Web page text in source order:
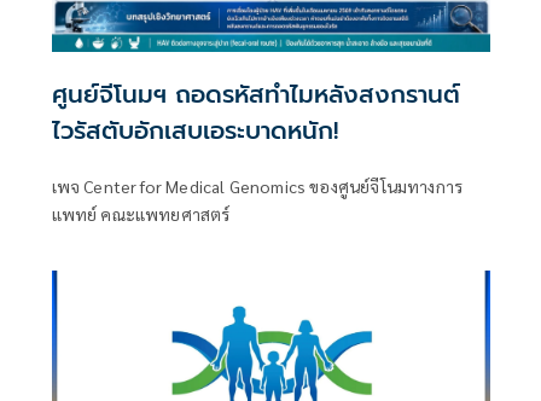
ศูนย์จีโนมฯ ถอดรหัสทำไมหลังสงกรานต์
ไวรัสตับอักเสบเอระบาดหนัก!
เพจ Center for Medical Genomics ของศูนย์จีโนมทางการ
แพทย์ คณะแพทยศาสตร์